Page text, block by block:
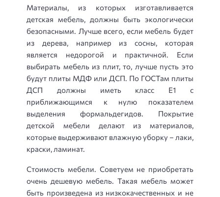
Материалы, из которых изготавливается
детская мебель, должны быть экологически
безопасными. Лучше всего, если мебель будет
из дерева, например из сосны, которая
является недорогой и практичной. Если
выбирать мебель из плит, то, лучше пусть это
будут плиты МДФ или ДСП. По ГОСТам плиты
ДСП должны иметь класс Е1 с
приближающимся к нулю показателем
выделения формальдегидов. Покрытие
детской мебели делают из материалов,
которые выдерживают влажную уборку – лаки,
краски, ламинат.
Стоимость мебели. Советуем не приобретать
очень дешевую мебель. Такая мебель может
быть произведена из низкокачественных и не